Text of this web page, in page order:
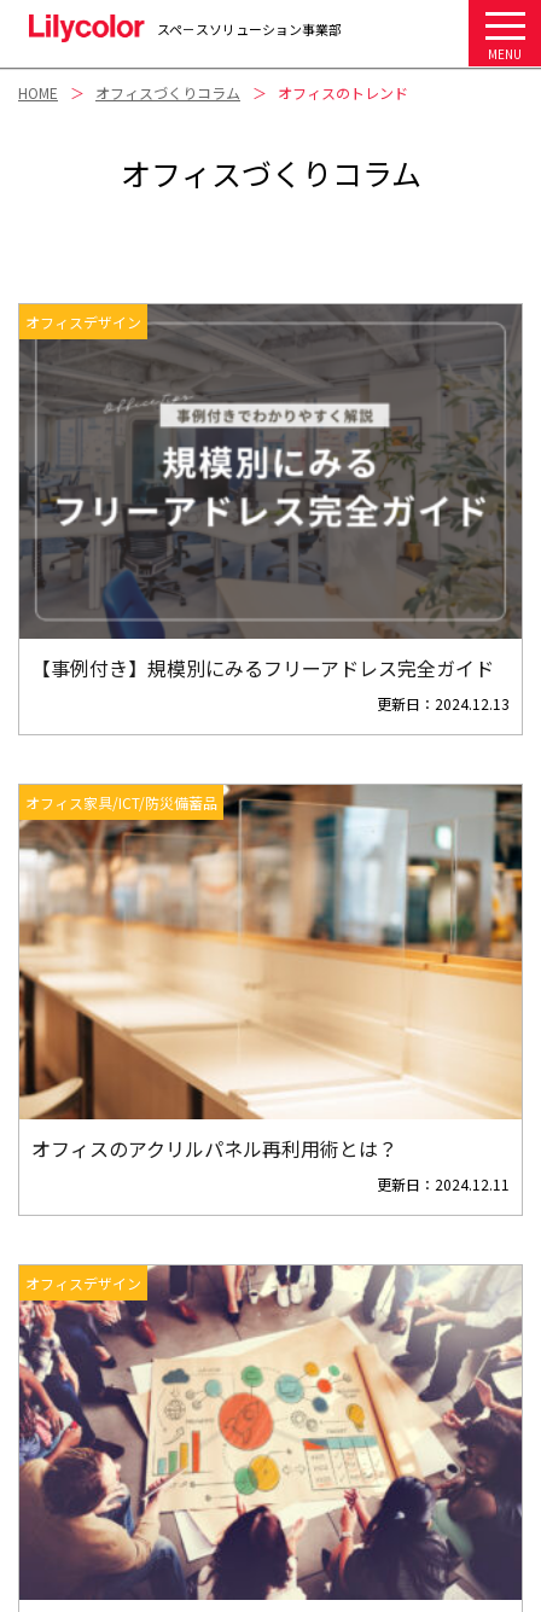
MENU
スペ－スソリューション事業部
HOME オフィスづくりコラム オフィスのトレンド
オフィスづくりコラム
オフィスデザイン
【事例付き】規模別にみるフリーアドレス完全ガイド
更新日： 2024.12.13
オフィス家具/ICT/防災備蓄品
オフィスのアクリルパネル再利用術とは？
更新日： 2024.12.11
オフィスデザイン